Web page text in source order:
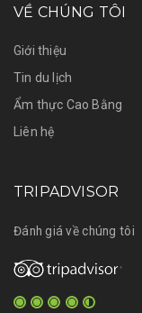
VỀ CHÚNG TÔI
Giới thiệu
Tin du lịch
Ẩm thực Cao Bằng
Liên hệ
TRIPADVISOR
Đánh giá về chúng tôi